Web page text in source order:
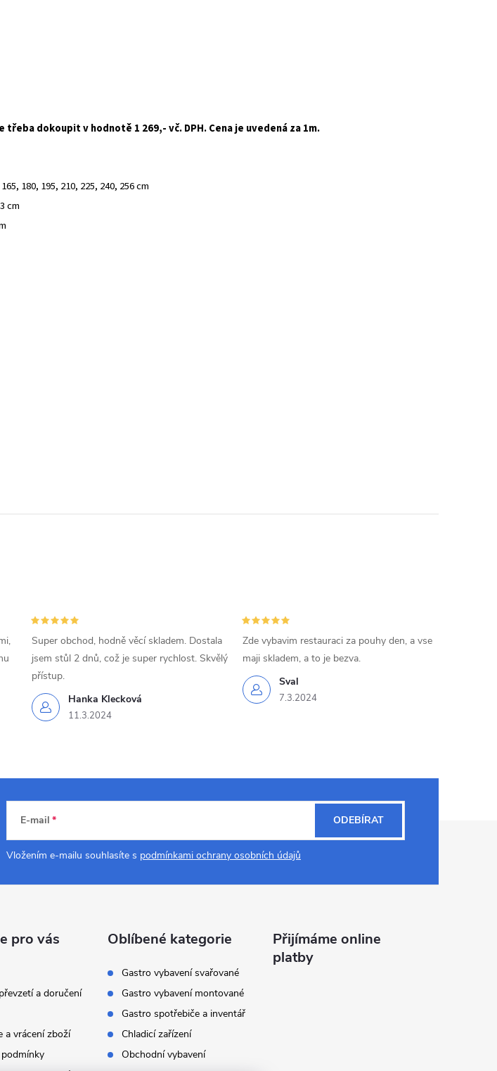
dokoupit v hodnotě 1 269,- vč. DPH. Cena je uvedená za 1m.
180, 195, 210, 225, 240, 256 cm
cm
Hanka Klecková
11.3.2024
Super obchod, hodně věcí skladem. Dostala
jsem stůl 2 dnů, což je super rychlost. Skvělý
přístup.
Sval
7.3.2024
Zde vybavim restauraci za pouhy den, a vse
maji skladem, a to je bezva.
E-mail
Vložením e-mailu souhlasíte s podmínkami ochrany osobních údajů
ODEBÍRAT
pro vás
a doručení
a vrácení zboží
Oblíbené kategorie
Gastro vybavení svařované
Gastro vybavení montované
Gastro spotřebiče a inventář
Chladicí zařízení
Obchodní vybavení
Přijímáme online
platby